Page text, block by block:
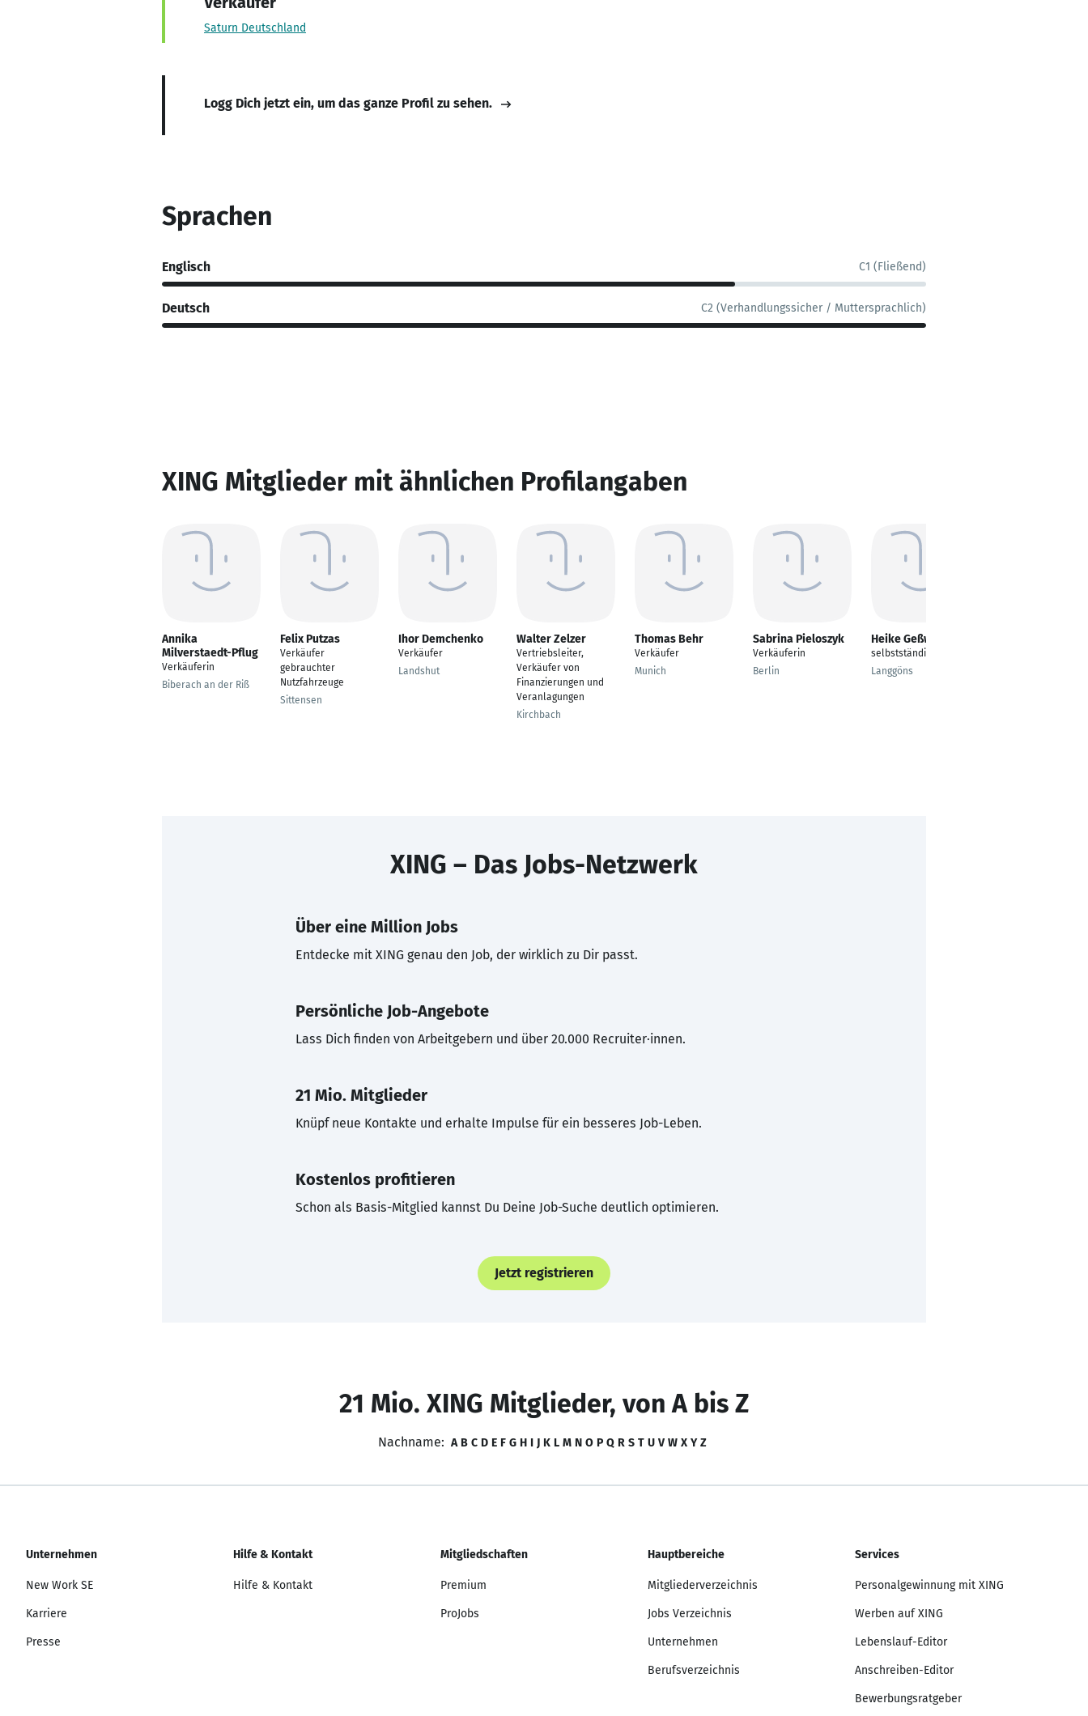
Saturn Deutschland
Logg Dich jetzt ein, um das ganze Profil zu sehen.
Sprachen
Englisch C1 (Fließend)
Deutsch C2 (Verhandlungssicher / Muttersprachlich)
XING Mitglieder mit ähnlichen Profilangaben
Annika
Milverstaedt-Pflug
Verkäuferin
Biberach an der Riß
Felix Putzas
Verkäufer
gebrauchter
Nutzfahrzeuge
Sittensen
Ihor Demchenko
Verkäufer
Landshut
Walter Zelzer
Vertriebsleiter,
Verkäufer von
Finanzierungen und
Veranlagungen
Kirchbach
Thomas Behr
Verkäufer
Munich
Sabrina Pieloszyk
Verkäuferin
Berlin
Heike Geßwein
selbstständig
Langgöns
XING – Das Jobs-Netzwerk
Über eine Million Jobs
Entdecke mit XING genau den Job, der wirklich zu Dir passt.
Persönliche Job-Angebote
Lass Dich finden von Arbeitgebern und über 20.000 Recruiter·innen.
21 Mio. Mitglieder
Knüpf neue Kontakte und erhalte Impulse für ein besseres Job-Leben.
Kostenlos profitieren
Schon als Basis-Mitglied kannst Du Deine Job-Suche deutlich optimieren.
Jetzt registrieren
21 Mio. XING Mitglieder, von A bis Z
Nachname: A B C D E F G H I J K L M N O P Q R S T U V W X Y Z
Unternehmen
New Work SE
Karriere
Presse
Hilfe & Kontakt
Hilfe & Kontakt
Mitgliedschaften
Premium
ProJobs
Hauptbereiche
Mitgliederverzeichnis
Jobs Verzeichnis
Unternehmen
Berufsverzeichnis
Services
Personalgewinnung mit XING
Werben auf XING
Lebenslauf-Editor
Anschreiben-Editor
Bewerbungsratgeber